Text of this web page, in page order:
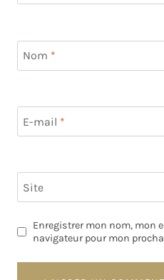
Nom *
E-mail *
Site
Enregistrer mon nom, mon
navigateur pour mon